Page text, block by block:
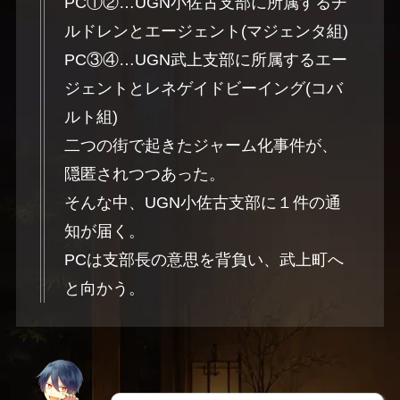
ルドレンとエージェント(マジェンタ組)
PC③④…UGN武上支部に所属するエー
ジェントとレネゲイドビーイング(コバ
ルト組)
二つの街で起きたジャーム化事件が、
隠匿されつつあった。
そんな中、UGN小佐古支部に１件の通
知が届く。
PCは支部長の意思を背負い、武上町へ
と向かう。